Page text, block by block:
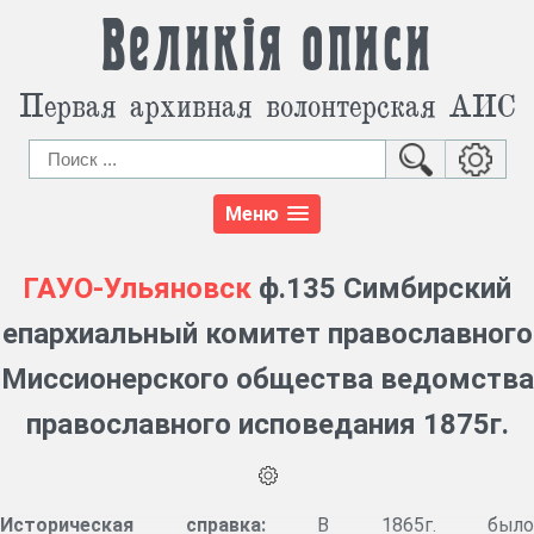
Великія описи
Первая архивная волонтерская АИС
Меню
ГАУО-Ульяновск ф.135 Симбирский
епархиальный комитет православного
Миссионерского общества ведомства
православного исповедания 1875г.
Историческая справка:В 1865г. было